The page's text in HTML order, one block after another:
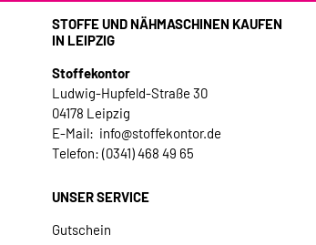
STOFFE UND NÄHMASCHINEN KAUFEN
IN LEIPZIG
Stoffekontor
Ludwig-Hupfeld-Straße 30
04178 Leipzig
E-Mail: info@stoffekontor.de
Telefon: (0341) 468 49 65
UNSER SERVICE
Gutschein